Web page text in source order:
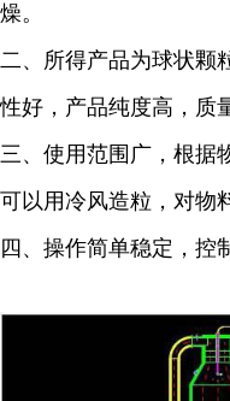
燥。
二、所得产品为球状颗
性好，产品纯度高，质
三、使用范围广，根据
可以用冷风造粒，对物
四、操作简单稳定，控